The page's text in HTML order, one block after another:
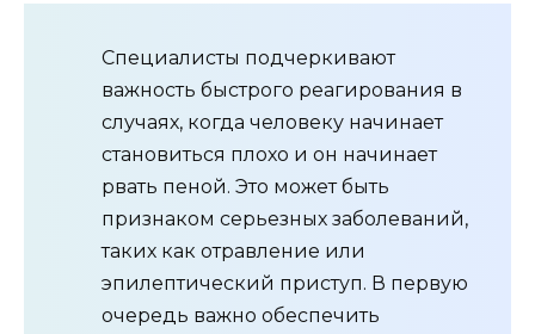
Специалисты подчеркивают
важность быстрого реагирования в
случаях, когда человеку начинает
становиться плохо и он начинает
рвать пеной. Это может быть
признаком серьезных заболеваний,
таких как отравление или
эпилептический приступ. В первую
очередь важно обеспечить